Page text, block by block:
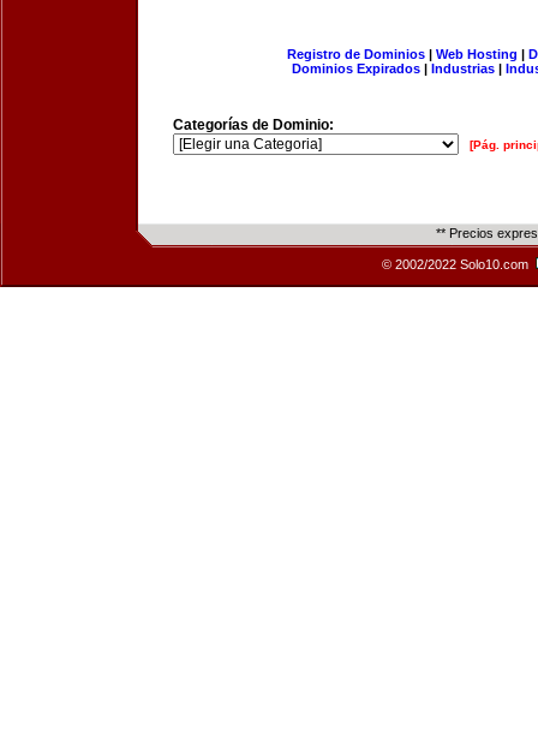
Registro de Dominios| Web Hosting |
Dominios Expirados | Industrias |
Categorías de Dominio:
[Pág.
** Precios
© 2002/2022 Solo10.com